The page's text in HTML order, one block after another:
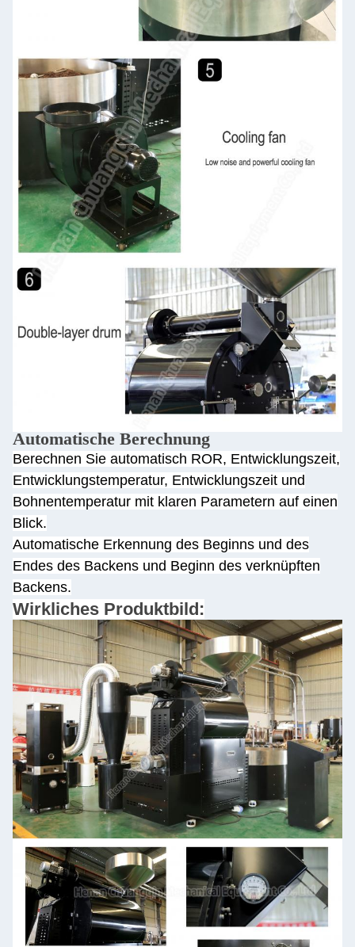
Automatische Berechnung
Berechnen Sie automatisch ROR, Entwicklungszeit,
Entwicklungstemperatur, Entwicklungszeit und
Bohnentemperatur mit klaren Parametern auf einen
Blick.
Automatische Erkennung des Beginns und des
Endes des Backens und Beginn des verknüpften
Backens.
Wirkliches Produktbild: